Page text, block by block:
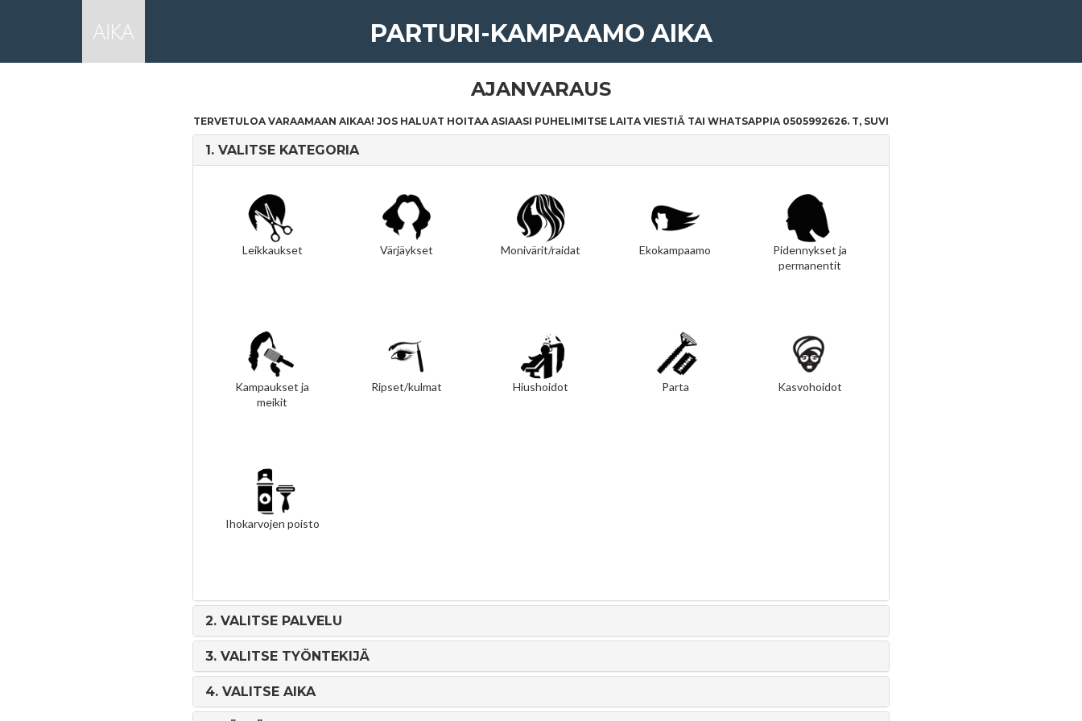
PARTURI-KAMPAAMO AIKA
AJANVARAUS
TERVETULOA VARAAMAAN AIKAA! JOS HALUAT HOITAA ASIAASI PUHELIMITSE LAITA VIESTIÄ TAI WHATSAPPIA 0505992626. T, SUVI
1. VALITSE KATEGORIA
Leikkaukset Värjäykset Monivärit/raidat Ekokampaamo
Pidennykset ja
permanentit
Kampaukset ja
meikit
Ripset/kulmat Hiushoidot Parta Kasvohoidot
Ihokarvojen poisto
2. VALITSE PALVELU
3. VALITSE TYÖNTEKIJÄ
4. VALITSE AIKA